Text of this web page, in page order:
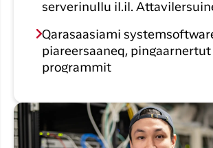
serverinullu il.il.
Qarasaasiami
piareersaaneq,
programmit